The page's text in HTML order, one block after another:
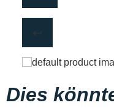
Dies